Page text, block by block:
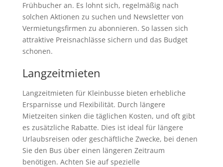
Frühbucher an. Es lohnt sich, regelmäßig nach
solchen Aktionen zu suchen und Newsletter von
Vermietungsfirmen zu abonnieren. So lassen sich
attraktive Preisnachlässe sichern und das Budget
schonen.
Langzeitmieten
Langzeitmieten für Kleinbusse bieten erhebliche
Ersparnisse und Flexibilität. Durch längere
Mietzeiten sinken die täglichen Kosten, und oft gibt
es zusätzliche Rabatte. Dies ist ideal für längere
Urlaubsreisen oder geschäftliche Zwecke, bei denen
Sie den Bus über einen längeren Zeitraum
benötigen. Achten Sie auf spezielle